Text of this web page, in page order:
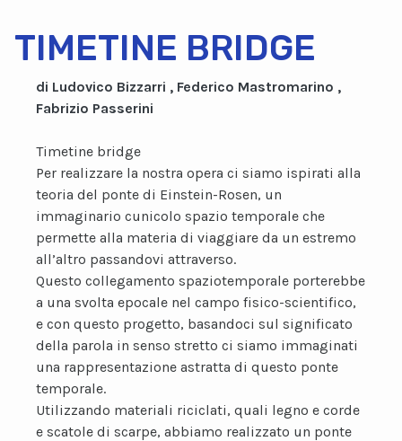
TIMETINE BRIDGE
di Ludovico Bizzarri , Federico Mastromarino ,
Fabrizio Passerini
Timetine bridge
Per realizzare la nostra opera ci siamo ispirati alla
teoria del ponte di Einstein-Rosen, un
immaginario cunicolo spazio temporale che
permette alla materia di viaggiare da un estremo
all’altro passandovi attraverso.
Questo collegamento spaziotemporale porterebbe
a una svolta epocale nel campo fisico-scientifico,
e con questo progetto, basandoci sul significato
della parola in senso stretto ci siamo immaginati
una rappresentazione astratta di questo ponte
temporale.
Utilizzando materiali riciclati, quali legno e corde
e scatole di scarpe, abbiamo realizzato un ponte